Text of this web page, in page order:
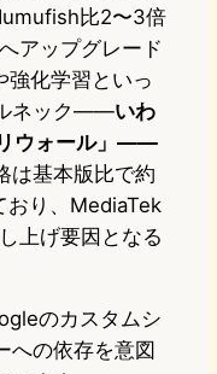
比2〜3倍
アップグレード
強化学習といっ
ネック——いわ
ウォール」——
は基本版比で約
おり、MediaTek
上げ要因となる
のカスタムシ
への依存を意図